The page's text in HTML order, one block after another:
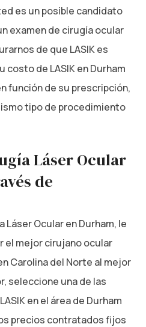
es un posible candidato
examen de cirugía ocular
de que LASIK es
costo de LASIK en Durham
función de su prescripción,
tipo de procedimiento
Láser Ocular
de
Ocular en Durham, le
el mejor cirujano ocular
Carolina del Norte al mejor
seleccione una de las
en el área de Durham
precios contratados fijos